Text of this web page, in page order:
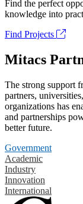
Find the perfect
knowledge into
Find Projects
Mitacs
The strong support
partners,
organizations has
and partnerships
better future.
Government
Academic
Industry
Innovation
International